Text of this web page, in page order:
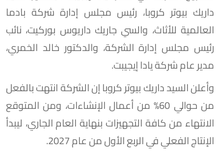
داريك بيوتر كروبا، رئيس مجلس إدارة شركة بادما
العالمية للأثاث، والسي جاريك داريوس بوركيت، نائب
رئيس مجلس إدارة الشركة، والدكتور خالد الخمري،
مدير عام شركة يادا إيجيبت.
وأعلن السيد داريك بيوتر كروبا إن الشركة انتهت بالفعل
من حوالي 60% من أعمال الإنشاءات، ومن المتوقع
الانتهاء من كافة التجهيزات بنهاية العام الجاري، ليبدأ
الإنتاج الفعلي في الربع الأول من عام 2027.